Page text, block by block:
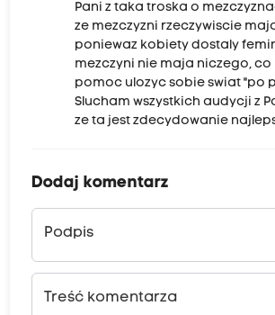
Pani z taka troska o
ze mezczyzni rzeczywiscie
poniewaz kobiety dostaly
mezczyni nie maja niczego,
pomoc ulozyc sobie swiat "po
Slucham wszystkich audycji z
ze ta jest zdecydowanie
Dodaj komentarz
Podpis
Treść komentarza